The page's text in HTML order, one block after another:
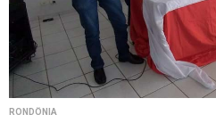
RONDÔNIA